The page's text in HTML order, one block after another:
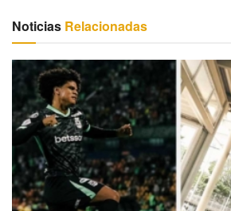
Noticias Relacionadas